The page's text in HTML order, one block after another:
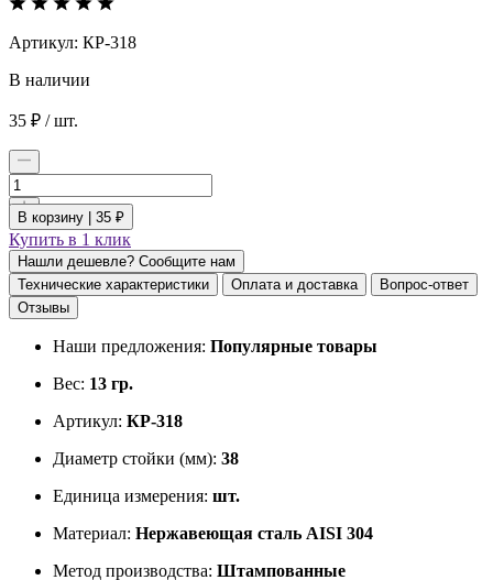
Артикул: КР-318
В наличии
35 ₽ / шт.
В корзину | 35 ₽
Купить в 1 клик
Нашли дешевле? Сообщите нам
Технические характеристики
Оплата и доставка
Вопрос-ответ
Отзывы
Наши предложения: Популярные товары
Вес: 13 гр.
Артикул: КР-318
Диаметр стойки (мм): 38
Единица измерения: шт.
Материал: Нержавеющая сталь AISI 304
Метод производства: Штампованные